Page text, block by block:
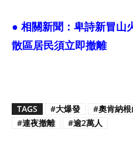
● 相關新聞： 卑詩新冒山
散區居民須立即撤離
TAGS #大爆發 #奧肯納根
#連夜撤離
#逾2萬人